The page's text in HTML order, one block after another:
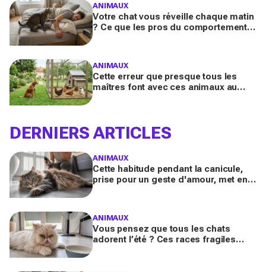
ANIMAUX
Votre chat vous réveille chaque matin
? Ce que les pros du comportement
ANIMAUX
Cette erreur que presque tous les
maîtres font avec ces animaux au
DERNIERS ARTICLES
ANIMAUX
Cette habitude pendant la canicule,
prise pour un geste d'amour, met en
ANIMAUX
Vous pensez que tous les chats
adorent l’été ? Ces races fragiles